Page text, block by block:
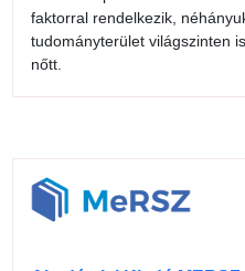
faktorral rendelkezik,
tudományterület világszinten
nőtt.